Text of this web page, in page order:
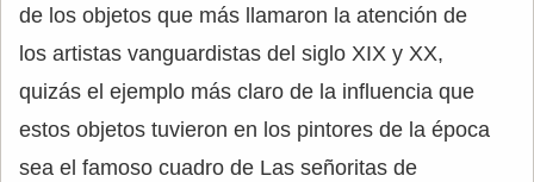
de los objetos que más llamaron la atención de
los artistas vanguardistas del siglo XIX y XX,
quizás el ejemplo más claro de la influencia que
estos objetos tuvieron en los pintores de la época
sea el famoso cuadro de Las señoritas de